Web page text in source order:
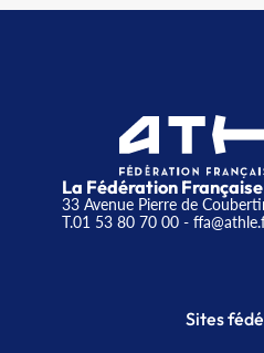
La Fédération
33 Avenue Pierre de
T.01 53 80 70 00-
Sites